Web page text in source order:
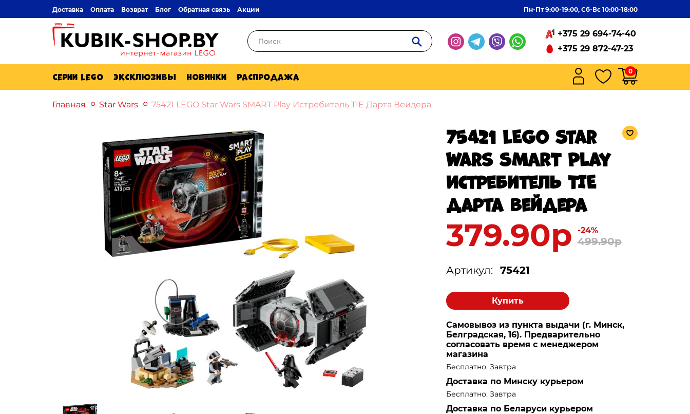
Доставка Оплата Возврат Блог Обратная связь Акции Пн-Пт 9:00-19:00, Сб-Вс 10:00-18:00
+375 29 694-74-40
+375 29 872-47-23
Серии Lego Эксклюзивы Новинки Распродажа
0
Главная Star Wars 75421 LEGO Star Wars SMART Play Истребитель TIE Дарта Вейдера
75421 LEGO Star
Wars SMART Play
Истребитель TIE
Дарта Вейдера
379.90р -24%
499.90р
Артикул: 75421
Купить
Самовывоз из пункта выдачи (г. Минск,
Белградская, 16). Предварительно
согласовать время с менеджером
магазина
Бесплатно. Завтра
Доставка по Минску курьером
Бесплатно. Завтра
Доставка по Беларуси курьером